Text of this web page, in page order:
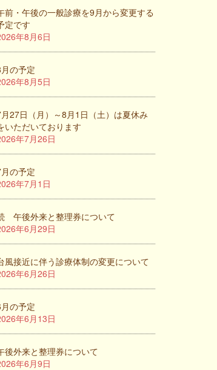
前・午後の一般診療を9月から変更する
定です
年8月6日
の予定
年8月5日
27日（月）～8月1日（土）は夏休み
いただいております
年7月26日
の予定
年7月1日
午後外来と整理券について
年6月29日
風接近に伴う診療体制の変更について
年6月26日
の予定
年6月13日
後外来と整理券について
年6月9日